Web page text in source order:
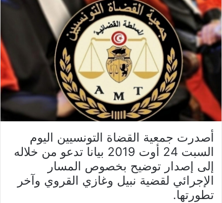
أصدرت جمعية القضاة التونسيين اليوم
السبت 24 أوت 2019 بيانا تدعو من خلاله
إلى إصدار توضيح بخصوص المسار
الإجرائي لقضية نبيل وغازي القروي وآخر
تطورتها.